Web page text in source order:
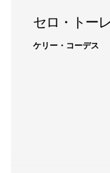
セロ・トー
ケリー・コーデス